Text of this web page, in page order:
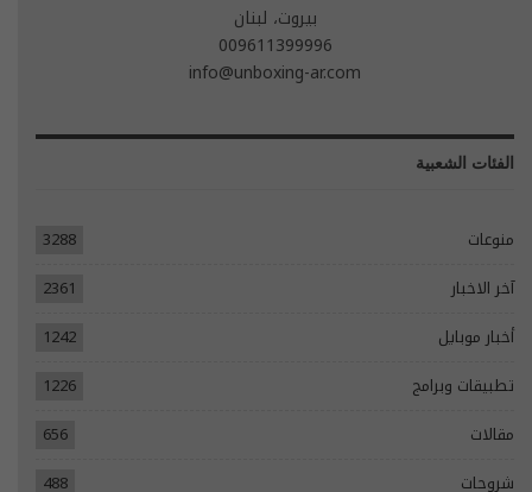
بيروت، لبنان
009611399996
info@unboxing-ar.com
الفئات الشعبية
منوعات
3288
آخر الاخبار
2361
أخبار موبايل
1242
تطبيقات وبرامج
1226
مقالات
656
شروحات
488